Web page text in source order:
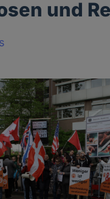
und